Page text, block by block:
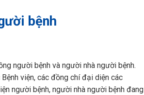
bệnh
người bệnh và người nhà người bệnh.
viện, các đồng chí đại diện các
người bệnh, người nhà người bệnh đang